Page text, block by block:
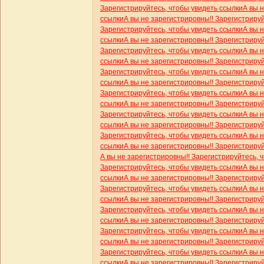
Зарегистрируйтесь, чтобы увидеть ссылкиА вы
ссылкиА вы не зарегистрировны!!
Зарегистрируйтесь, чтобы увидеть ссылкиА вы
ссылкиА вы не зарегистрировны!!
Зарегистрируйтесь, чтобы увидеть ссылкиА вы
ссылкиА вы не зарегистрировны!!
Зарегистрируйтесь, чтобы увидеть ссылкиА вы
ссылкиА вы не зарегистрировны!!
Зарегистрируйтесь, чтобы увидеть ссылкиА вы
ссылкиА вы не зарегистрировны!!
Зарегистрируйтесь, чтобы увидеть ссылкиА вы
ссылкиА вы не зарегистрировны!!
Зарегистрируйтесь, чтобы увидеть ссылкиА вы
ссылкиА вы не зарегистрировны!!
А вы не зарегистрировны!! Зарегистрируйтесь,
Зарегистрируйтесь, чтобы увидеть ссылкиА вы
ссылкиА вы не зарегистрировны!!
Зарегистрируйтесь, чтобы увидеть ссылкиА вы
ссылкиА вы не зарегистрировны!!
Зарегистрируйтесь, чтобы увидеть ссылкиА вы
ссылкиА вы не зарегистрировны!!
Зарегистрируйтесь, чтобы увидеть ссылкиА вы
ссылкиА вы не зарегистрировны!!
Зарегистрируйтесь, чтобы увидеть ссылкиА вы